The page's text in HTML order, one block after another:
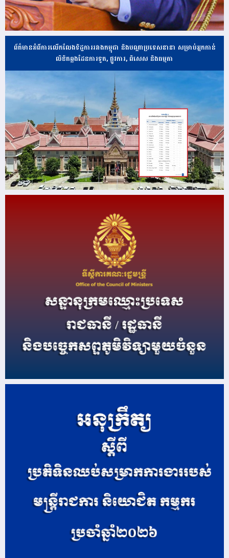
ព័ត៌មានអំពីការលើកលែងទិដ្ឋការរវាងកម្ពុជា និងបណ្ដាប្រទេសនានា សម្រាប់អ្នកកាន់
លិខិតឆ្លងដែនការទូត, ផ្លូវការ, ពិសេស និងធម្មតា